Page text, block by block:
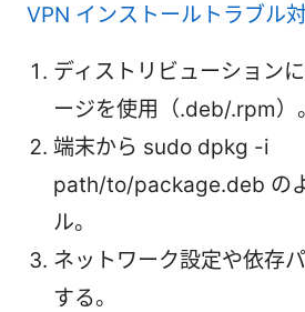
VPN インストールトラブル
ディストリビューション
ージを使用（.deb/.rpm）。
端末から sudo dpkg -i
path/to/package.deb の
ル。
ネットワーク設定や依存
する。